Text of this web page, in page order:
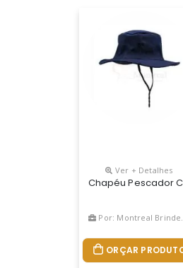
Ver + Detalhes
Chapéu Pescador
Por: Montreal Brindes Corporativos
ORÇAR